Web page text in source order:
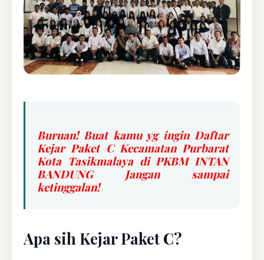
Buruan! Buat kamu yg ingin Daftar
Kejar Paket C Kecamatan Purbarat
Kota Tasikmalaya di PKBM INTAN
BANDUNG Jangan sampai
ketinggalan!
Apa sih Kejar Paket C?